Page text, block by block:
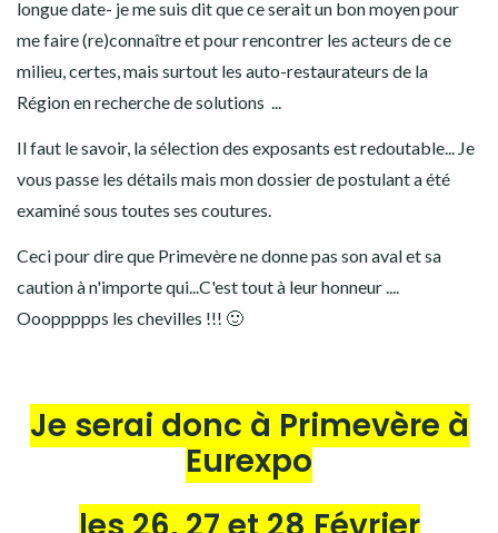
longue date- je me suis dit que ce serait un bon moyen pour
me faire (re)connaître et pour rencontrer les acteurs de ce
milieu, certes, mais surtout les auto-restaurateurs de la
Région en recherche de solutions ...
Il faut le savoir, la sélection des exposants est redoutable... Je
vous passe les détails mais mon dossier de postulant a été
examiné sous toutes ses coutures.
Ceci pour dire que Primevère ne donne pas son aval et sa
caution à n'importe qui...C'est tout à leur honneur ....
Oooppppps les chevilles !!! 🙂
Je serai donc à Primevère à
Eurexpo